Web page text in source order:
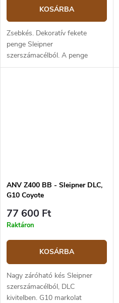
KOSÁRBA
Zsebkés. Dekoratív fekete
penge Sleipner
szerszámacélból. A penge
hossza 9 cm, a teljes hossz 21
ANV Z400 BB - Sleipner DLC,
G10 Coyote
77 600 Ft
Raktáron
KOSÁRBA
Nagy záróható kés Sleipner
szerszámacélból, DLC
kivitelben. G10 markolat